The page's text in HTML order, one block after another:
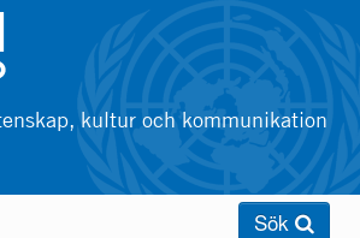
kultur och kommunikation
Sök